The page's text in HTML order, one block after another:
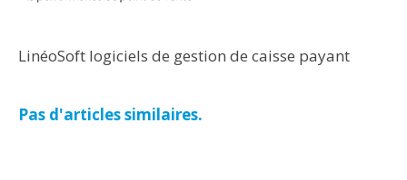
LinéoSoft logiciels de gestion de caisse payant
Pas d'articles similaires.